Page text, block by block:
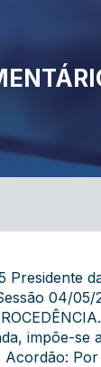
Presidente
04/05/
impõe-se